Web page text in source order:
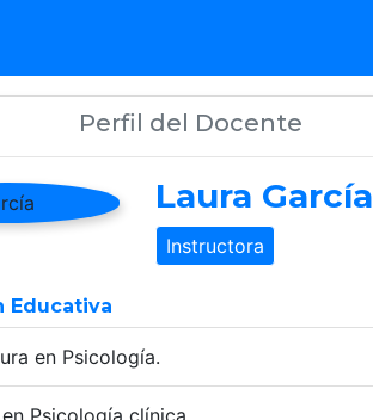
Perfil del Docente
Laura García
Instructora
Educativa
en Psicología.
Psicología clínica.